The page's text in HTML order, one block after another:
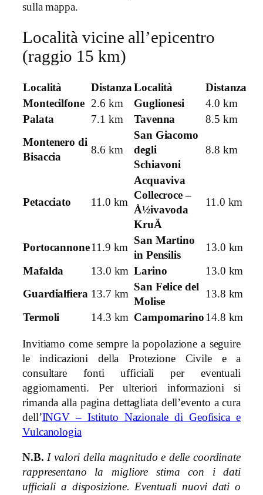
sulla mappa.
Località vicine all’epicentro
(raggio 15 km)
Località DistanzaLocalità
Distanza
Montecilfone 2.6 km Guglionesi
4.0 km
Palata
7.1 km Tavenna
8.5 km
Montenero di
Bisaccia
8.6 km
San Giacomo
degli
Schiavoni
8.8 km
Petacciato 11.0 km
Acquaviva
Collecroce –
Å½ivavoda
KruÄ
11.0 km
Portocannone11.9 km
San Martino
in Pensilis
13.0 km
Mafalda
13.0 km Larino
13.0 km
Guardialfiera 13.7 km
San Felice del
Molise
13.8 km
Termoli
14.3 km Campomarino 14.8 km
Invitiamo come sempre la popolazione a seguire
le indicazioni della Protezione Civile e a
consultare fonti ufficiali per eventuali
aggiornamenti. Per ulteriori informazioni si
rimanda alla pagina dettagliata dell’evento a cura
dell’INGV – Istituto Nazionale di Geofisica e
Vulcanologia
N.B. I valori della magnitudo e delle coordinate
rappresentano la migliore stima con i dati
ufficiali a disposizione. Eventuali nuovi dati o